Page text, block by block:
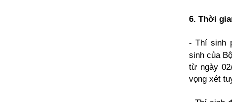
6. Thời
- Thí sinh
sinh của
từ ngày
vọng xét